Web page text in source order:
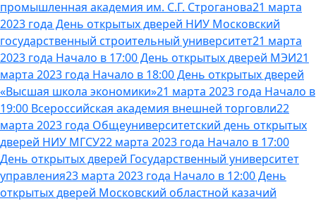
промышленная академия им. С.Г. Строганова21 марта
2023 года День открытых дверей НИУ Московский
государственный строительный университет21 марта
2023 года Начало в 17:00 День открытых дверей МЭИ21
марта 2023 года Начало в 18:00 День открытых дверей
«Высшая школа экономики»21 марта 2023 года Начало в
19:00 Всероссийская академия внешней торговли22
марта 2023 года Общеуниверситетский день открытых
дверей НИУ МГСУ22 марта 2023 года Начало в 17:00
День открытых дверей Государственный университет
управления23 марта 2023 года Начало в 12:00 День
открытых дверей Московский областной казачий